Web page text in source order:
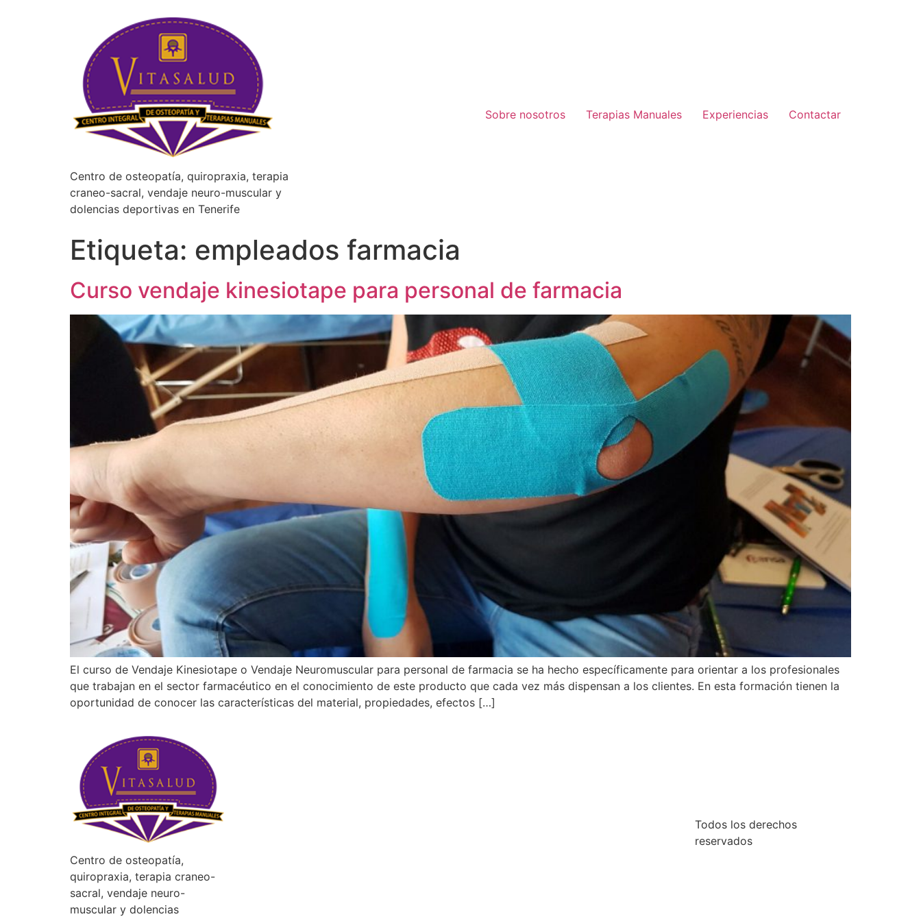
Centro de osteopatía, quiropraxia, terapia
craneo-sacral, vendaje neuro-muscular y
dolencias deportivas en Tenerife
Sobre nosotros Terapias Manuales Experiencias Contactar
Etiqueta: empleados farmacia
Curso vendaje kinesiotape para personal de farmacia
El curso de Vendaje Kinesiotape o Vendaje Neuromuscular para personal de farmacia se ha hecho específicamente para orientar a los profesionales
que trabajan en el sector farmacéutico en el conocimiento de este producto que cada vez más dispensan a los clientes. En esta formación tienen la
oportunidad de conocer las características del material, propiedades, efectos […]
Centro de osteopatía,
quiropraxia, terapia craneo-
sacral, vendaje neuro-
muscular y dolencias
Todos los derechos
reservados